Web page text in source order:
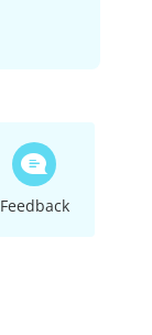
Feedback